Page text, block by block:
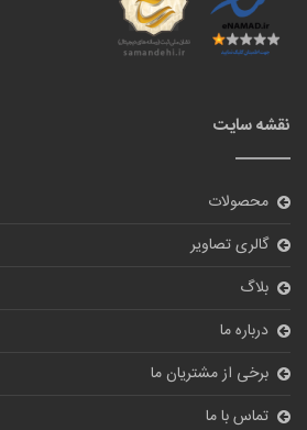
نقشه سایت
محصولات
گالری تصاویر
بلاگ
درباره ما
برخی از مشتریان ما
تماس با ما